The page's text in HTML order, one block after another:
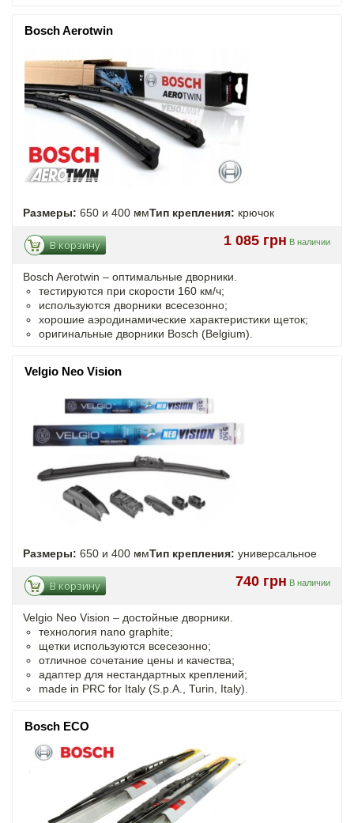
Bosch Aerotwin
Размеры: 650 и 400 ммТип крепления: крючок
1 085 грн В наличии
В корзину
Bosch Aerotwin – оптимальные дворники.
тестируются при скорости 160 км/ч;
используются дворники всесезонно;
хорошие аэродинамические характеристики щеток;
оригинальные дворники Bosch (Belgium).
Velgio Neo Vision
Размеры: 650 и 400 ммТип крепления: универсальное
740 грн В наличии
В корзину
Velgio Neo Vision – достойные дворники.
технология nano graphite;
щетки используются всесезонно;
отличное сочетание цены и качества;
адаптер для нестандартных креплений;
made in PRC for Italy (S.p.A., Turin, Italy).
Bosch ECO